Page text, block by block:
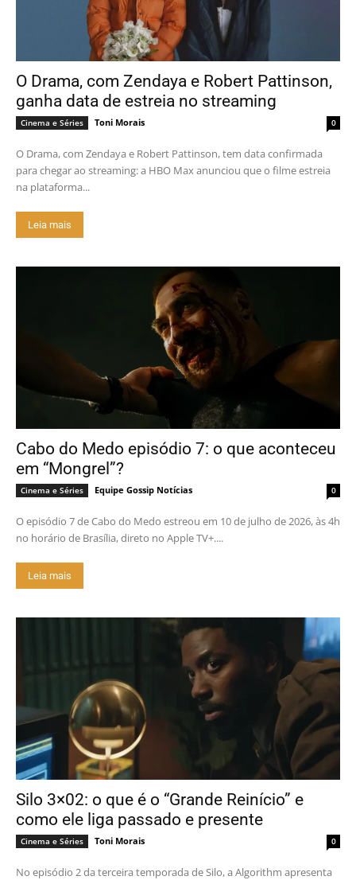
O Drama, com Zendaya e Robert Pattinson,
ganha data de estreia no streaming
Cinema e Séries Toni Morais 0
O Drama, com Zendaya e Robert Pattinson, tem data confirmada
para chegar ao streaming: a HBO Max anunciou que o filme estreia
na plataforma...
Leia mais
Cabo do Medo episódio 7: o que aconteceu
em “Mongrel”?
Cinema e Séries Equipe Gossip Notícias 0
O episódio 7 de Cabo do Medo estreou em 10 de julho de 2026, às 4h
no horário de Brasília, direto no Apple TV+....
Leia mais
Silo 3×02: o que é o “Grande Reinício” e
como ele liga passado e presente
Cinema e Séries Toni Morais 0
No episódio 2 da terceira temporada de Silo, a Algorithm apresenta